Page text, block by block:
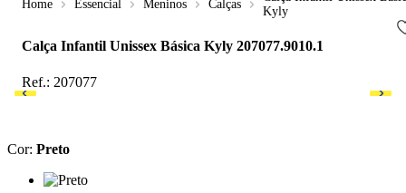
Essencial Meninos Calças
Kyly
Calça Infantil Unissex Básica Kyly 207077.9010.1
Ref.: 207077
Cor: Preto
Cor: Preto